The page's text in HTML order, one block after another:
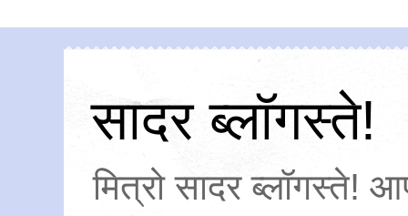
सादर ब्लॉगस्ते!
मित्रो सादर ब्लॉगस्ते!